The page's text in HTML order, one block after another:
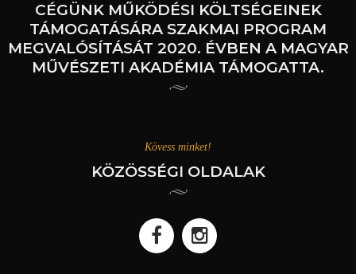
CÉGÜNK MŰKÖDÉSI KÖLTSÉGEINEK
TÁMOGATÁSÁRA SZAKMAI PROGRAM
MEGVALÓSÍTÁSÁT 2020. ÉVBEN A MAGYAR
MŰVÉSZETI AKADÉMIA TÁMOGATTA.
Kövess minket!
KÖZÖSSÉGI OLDALAK